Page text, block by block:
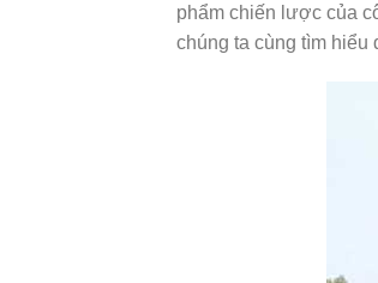
phẩm chiến lược của
chúng ta cùng tìm hiểu